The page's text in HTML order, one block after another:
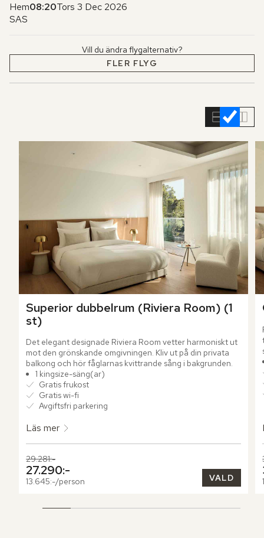
Hem08:20Tors 3 Dec 2026
SAS
Vill du ändra flygalternativ?
FLER FLYG
Superior dubbelrum (Riviera Room) (1
st)
Det elegant designade Riviera Room vetter harmoniskt ut
mot den grönskande omgivningen. Kliv ut på din privata
balkong och hör fåglarnas kvittrande sång i bakgrunden.
1 kingsize-säng(ar)
Gratis frukost
Gratis wi-fi
Avgiftsfri parkering
Läs mer
Tidigare pris,
29.281:-
Nuvarande pris,
27.290:-
13.645:-/person VALD